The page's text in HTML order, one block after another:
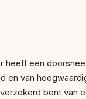
heeft een
en van
bent van